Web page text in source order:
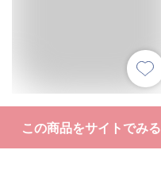
この商品をサイトでみる